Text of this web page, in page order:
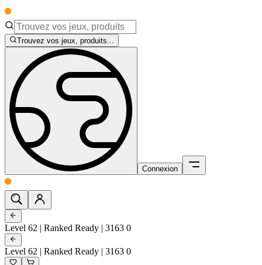
Trouvez vos jeux, produits...
Connexion
Level 62 | Ranked Ready | 3163 0
Level 62 | Ranked Ready | 3163 0